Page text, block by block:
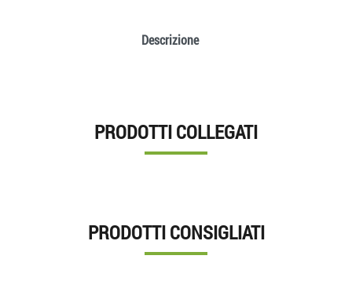
Descrizione
PRODOTTI COLLEGATI
PRODOTTI CONSIGLIATI